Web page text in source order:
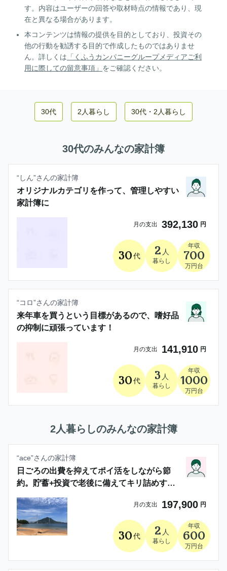
す。内容はユーザーの回答や取材時点の情報であり、現
在と異なる場合があります。
本コンテンツは情報の提供を目的としており、投資その
他の行動を勧誘する目的で作成したものではありませ
ん。詳しくは 「くふうカンパニーグループメディアご利
用に際しての留意事項」 をご確認ください。
30代 2人暮らし 30代 ・ 2人暮らし
30代のみんなの家計簿
“ しん”さんの家計簿
オリジナルカテゴリを作って、管理しやすい
家計簿に
月の支出 392,130 円
30代 2 人
暮らし
年収
700
万円台
“コロ”さんの家計簿
来年車を買うという目標があるので、嗜好品
の抑制に頑張っています！
月の支出 141,910 円
30代 3 人
暮らし
年収
1000
万円台
2人暮らしのみんなの家計簿
“ace”さんの家計簿
日ごろの出費を抑えてポイ活をしながら節
約。貯蓄+投資で老後に備えてキリ詰めすぎ
月の支出 197,900 円
30代 2 人
暮らし
年収
600
万円台